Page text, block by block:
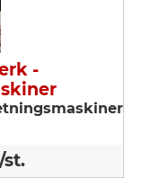
-
st.